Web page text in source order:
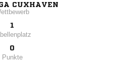
CUXHAVEN
1
0
Punkte